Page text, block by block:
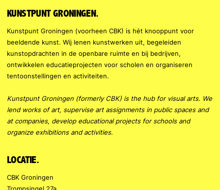
KUNSTPUNT GRONINGEN.
Kunstpunt Groningen (voorheen CBK) is hét knooppunt voor
beeldende kunst. Wij lenen kunstwerken uit, begeleiden
kunstopdrachten in de openbare ruimte en bij bedrijven,
ontwikkelen educatieprojecten voor scholen en organiseren
tentoonstellingen en activiteiten.
Kunstpunt Groningen (formerly CBK) is the hub for visual arts. We
lend works of art, supervise art assignments in public spaces and
at companies, develop educational projects for schools and
organize exhibitions and activities.
LOCATIE.
CBK Groningen